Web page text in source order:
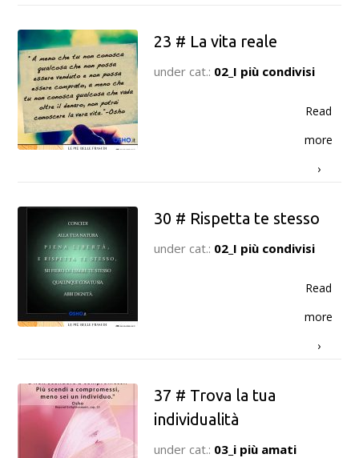
23 # La vita reale
under cat.: 02_I più condivisi
Read
more
›
30 # Rispetta te stesso
under cat.: 02_I più condivisi
Read
more
›
37 # Trova la tua
individualità
under cat.: 03_i più amati